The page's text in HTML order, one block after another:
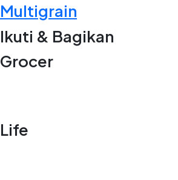
Multigrain
Ikuti & Bagikan
Grocer
Life